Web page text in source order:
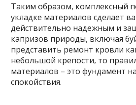
Таким образом, комплексный
укладке материалов сделает
действительно надежным и
капризов природы, включая
представить ремонт кровли
небольшой крепости, то
материалов – это фундамент
спокойствия.